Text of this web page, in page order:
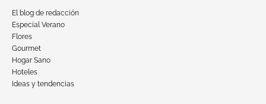
El blog de redacción
Especial Verano
Flores
Gourmet
Hogar Sano
Hoteles
Ideas y tendencias